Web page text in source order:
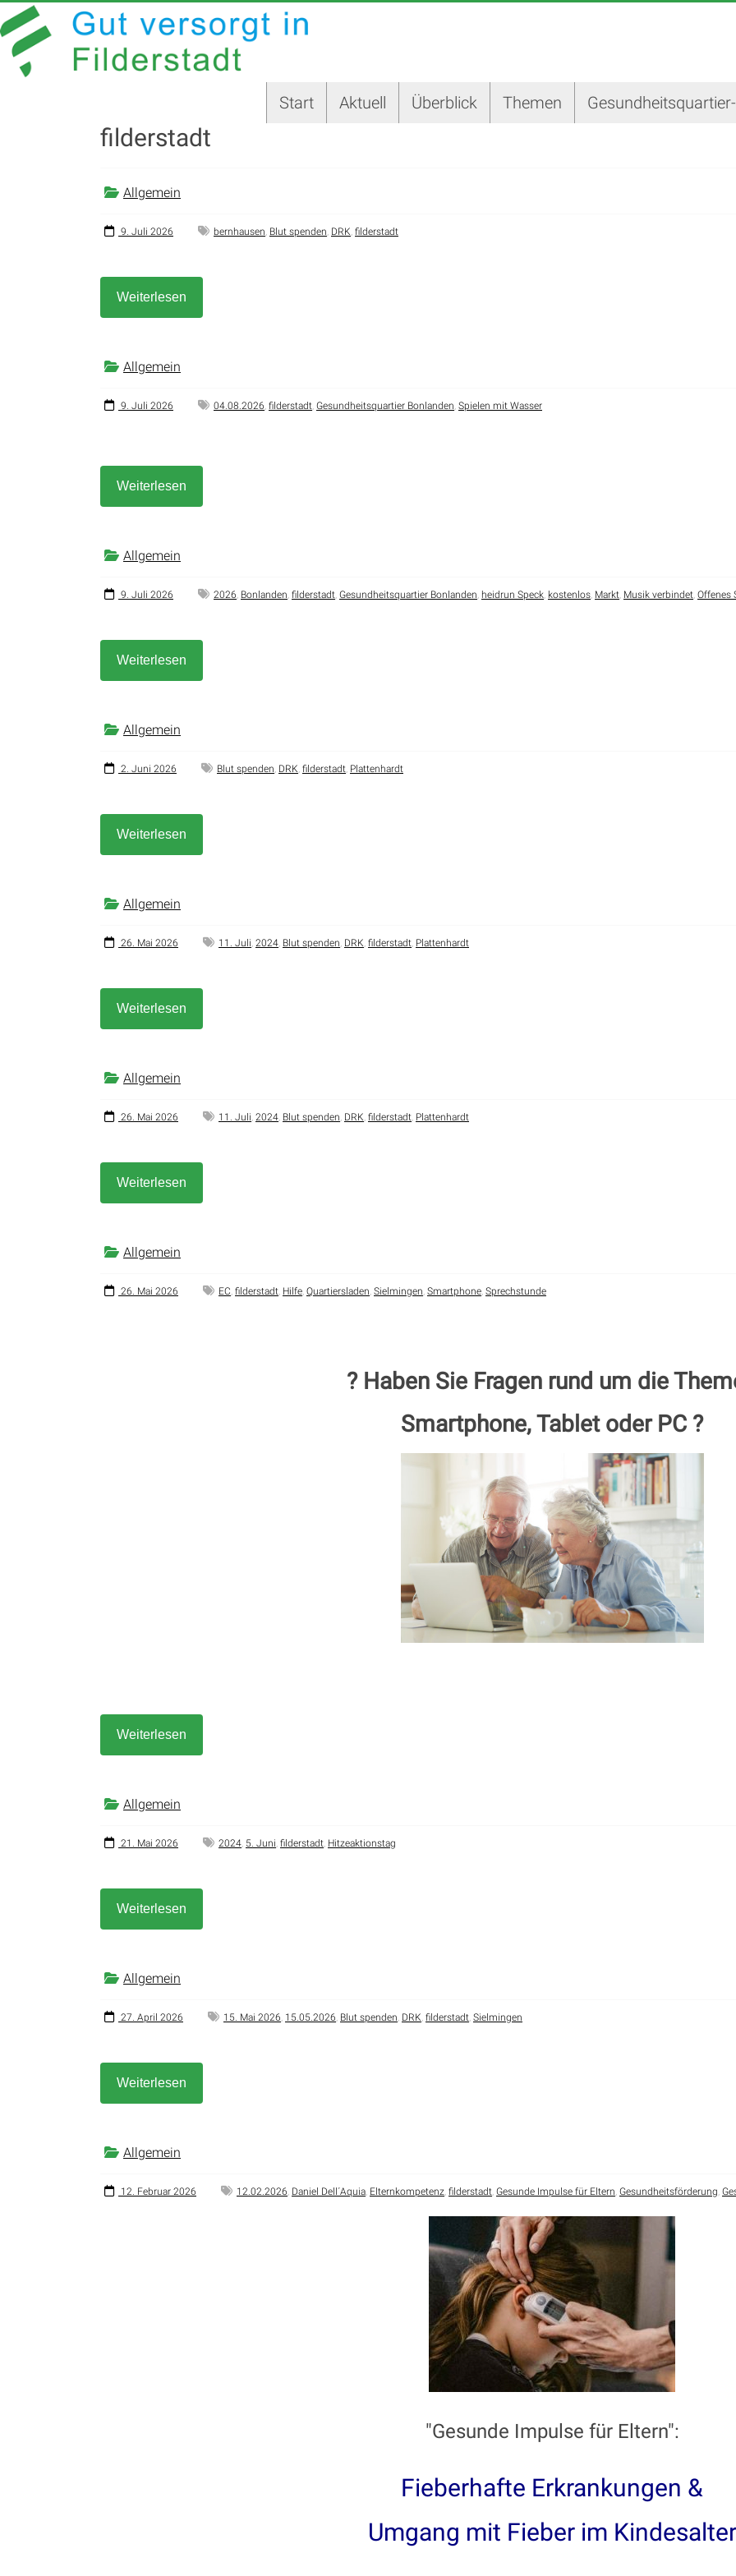
Zum
Inhalt
springen
GUT
VERSORGT
FILDERSTADT
Start Aktuell Überblick Themen
filderstadt
Allgemein
9. Juli 2026 bernhausen, Blut spenden, DRK, filderstadt
Weiterlesen
Allgemein
9. Juli 2026 04.08.2026, filderstadt, Gesundheitsquartier Bonlanden, Spielen mit Wasser
Weiterlesen
Allgemein
9. Juli 2026 2026, Bonlanden, filderstadt, Gesundheitsquartier Bonlanden, heidrun Speck, kostenlos, Markt, Musik verbindet, Offenes
Weiterlesen
Allgemein
2. Juni 2026 Blut spenden, DRK, filderstadt, Plattenhardt
Weiterlesen
Allgemein
26. Mai 2026 11. Juli, 2024, Blut spenden, DRK, filderstadt, Plattenhardt
Weiterlesen
Allgemein
26. Mai 2026 11. Juli, 2024, Blut spenden, DRK, filderstadt, Plattenhardt
Weiterlesen
Allgemein
26. Mai 2026 EC, filderstadt, Hilfe, Quartiersladen, Sielmingen, Smartphone, Sprechstunde
? Haben Sie Fragen rund um die
Smartphone, Tablet oder PC ?
Weiterlesen
Allgemein
21. Mai 2026 2024, 5. Juni, filderstadt, Hitzeaktionstag
Weiterlesen
Allgemein
27. April 2026 15. Mai 2026, 15.05.2026, Blut spenden, DRK, filderstadt, Sielmingen
Weiterlesen
Allgemein
12. Februar 2026 12.02.2026, Daniel Dell´Aquia, Elternkompetenz, filderstadt, Gesunde Impulse für Eltern, Gesundheitsförderung,
"Gesunde Impulse für Eltern":
Fieberhafte Erkrankungen &
Umgang mit Fieber im Kindesalter